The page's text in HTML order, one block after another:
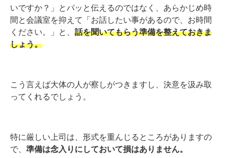
いですか？」とパッと伝えるのではなく、あらかじめ時
間と会議室を抑えて「お話したい事があるので、お時間
ください。」と、 話を聞いてもらう準備を整えておきま
しょう。
こう言えば大体の人が察しがつきますし、決意を汲み取
ってくれるでしょう。
特に厳しい上司は、形式を重んじるところがありますの
で、 準備は念入りにしておいて損はありません。